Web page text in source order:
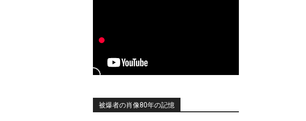
被爆者の肖像80年の記憶